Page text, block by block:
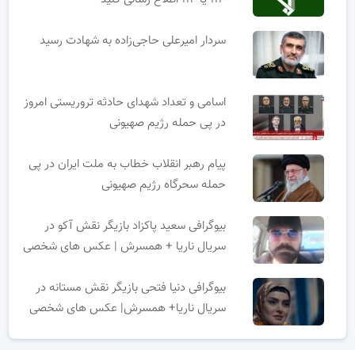
سردار امیرعلی حاجی‌زاده به شهادت رسید
اسامی و تعداد شهدای حادثه تروریستی امروز
در پی حمله رژیم صهیونی
پیام رهبر انقلاب خطاب به ملت ایران در پی
حمله سحرگاه رژیم صهیونی
بیوگرافی سعید پاکزاد بازیگر نقش آکو در
سریال ناریا + همسرش | عکس های شخصی
بیوگرافی دنیا فتحی بازیگر نقش مستانه در
سریال ناریا+ همسرش| عکس های شخصی